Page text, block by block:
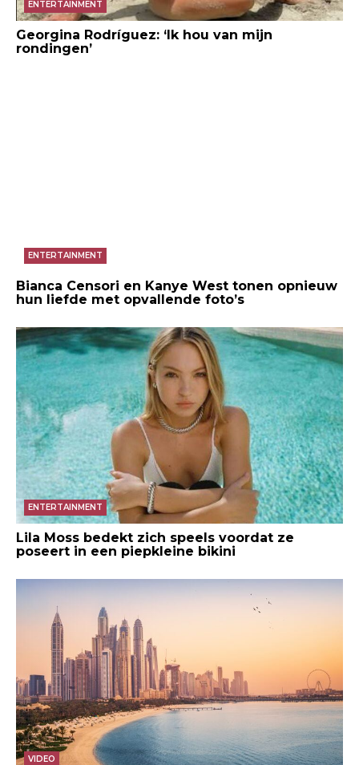
ENTERTAINMENT
Georgina Rodríguez: ‘Ik hou van mijn
rondingen’
ENTERTAINMENT
Bianca Censori en Kanye West tonen opnieuw
hun liefde met opvallende foto’s
ENTERTAINMENT
Lila Moss bedekt zich speels voordat ze
poseert in een piepkleine bikini
VIDEO